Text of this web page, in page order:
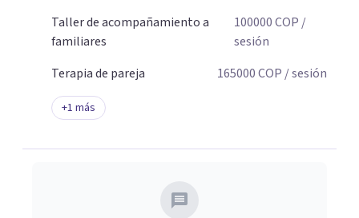
Taller de acompañamiento a
familiares
100000COP /
sesión
Terapia de pareja
165000COP / sesión
+1 más